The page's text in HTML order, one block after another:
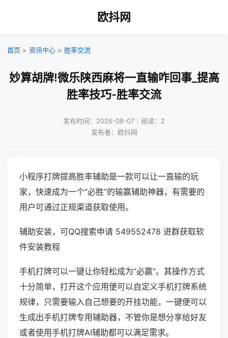
欧抖网
首页 > 资讯中心 > 胜率交流
妙算胡牌!微乐陕西麻将一直输咋回事_提高
胜率技巧-胜率交流
发布时间：2026-08-07｜阅读：2
发布者：欧抖网
小程序打牌提高胜率辅助是一款可以让一直输的玩
家，快速成为一个“必胜”的输赢辅助神器，有需要的
用户可通过正规渠道获取使用。
辅助安装，可QQ搜索申请 549552478 进群获取软
件安装教程
手机打牌可以一键让你轻松成为“必赢”。其操作方式
十分简单，打开这个应用便可以自定义手机打牌系统
规律，只需要输入自己想要的开挂功能，一键便可以
生成出手机打牌专用辅助器，不管你是想分享给好友
或者使用手机打牌AI辅助都可以满足需求。